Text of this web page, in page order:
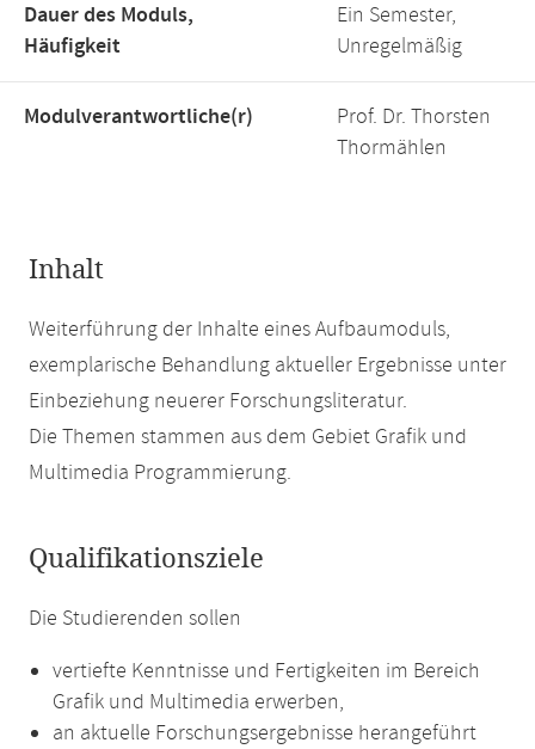
Dauer des Moduls,
Häufigkeit
Ein Semester,
Unregelmäßig
Modulverantwortliche(r)
Prof. Dr. Thorsten
Thormählen
Inhalt
Weiterführung der Inhalte eines Aufbaumoduls,
exemplarische Behandlung aktueller Ergebnisse unter
Einbeziehung neuerer Forschungsliteratur.
Die Themen stammen aus dem Gebiet Grafik und
Multimedia Programmierung.
Qualifikationsziele
Die Studierenden sollen
vertiefte Kenntnisse und Fertigkeiten im Bereich
Grafik und Multimedia erwerben,
an aktuelle Forschungsergebnisse herangeführt